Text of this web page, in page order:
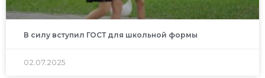
В силу вступил ГОСТ для школьной формы
02.07.2025